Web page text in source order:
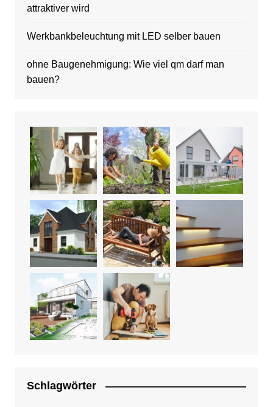
attraktiver wird
Werkbankbeleuchtung mit LED selber bauen
ohne Baugenehmigung: Wie viel qm darf man
bauen?
Schlagwörter